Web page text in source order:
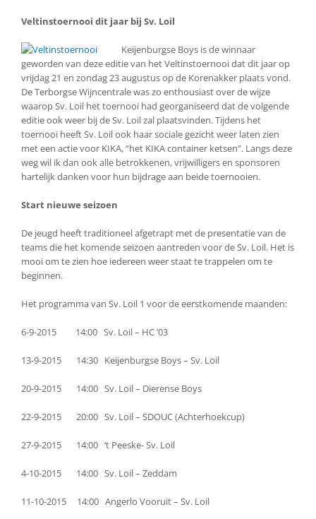
Veltinstoernooi dit jaar bij Sv. Loil
Keijenburgse Boys is de winnaar
geworden van deze editie van het Veltinstoernooi dat dit jaar op
vrijdag 21 en zondag 23 augustus op de Korenakker plaats vond.
De Terborgse Wijncentrale was zo enthousiast over de wijze
waarop Sv. Loil het toernooi had georganiseerd dat de volgende
editie ook weer bij de Sv. Loil zal plaatsvinden. Tijdens het
toernooi heeft Sv. Loil ook haar sociale gezicht weer laten zien
met een actie voor KIKA, “het KIKA container ketsen”. Langs deze
weg wil ik dan ook alle betrokkenen, vrijwilligers en sponsoren
hartelijk danken voor hun bijdrage aan beide toernooien.
Start nieuwe seizoen
De jeugd heeft traditioneel afgetrapt met de presentatie van de
teams die het komende seizoen aantreden voor de Sv. Loil. Het is
mooi om te zien hoe iedereen weer staat te trappelen om te
beginnen.
Het programma van Sv. Loil 1 voor de eerstkomende maanden:
6-9-2015 14:00 Sv. Loil – HC ’03
13-9-2015 14:30 Keijenburgse Boys – Sv. Loil
20-9-2015 14:00 Sv. Loil – Dierense Boys
22-9-2015 20:00 Sv. Loil – SDOUC (Achterhoekcup)
27-9-2015 14:00 ‘t Peeske- Sv. Loil
4-10-2015 14:00 Sv. Loil – Zeddam
11-10-2015 14:00 Angerlo Vooruit – Sv. Loil